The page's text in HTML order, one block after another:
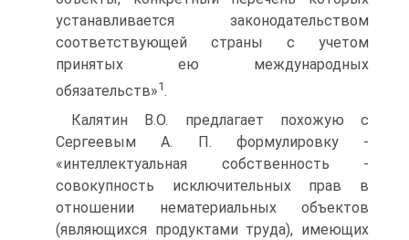
устанавливается законодательством
соответствующей страны с учетом
принятых ею международных
обязательств»1.
Калятин В.О. предлагает похожую с
Сергеевым А. П. формулировку -
«интеллектуальная собственность -
совокупность исключительных прав в
отношении нематериальных объектов
(являющихся продуктами труда), имеющих